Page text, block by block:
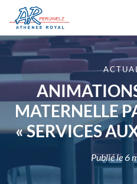
Skip to main content
Athénée Royal de
MATERNELLE
« SERVICES
Publié le6